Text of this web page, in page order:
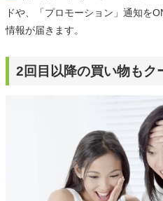
ドや、「プロモーション」通知を
情報が届きます。
2回目以降の買い物もク